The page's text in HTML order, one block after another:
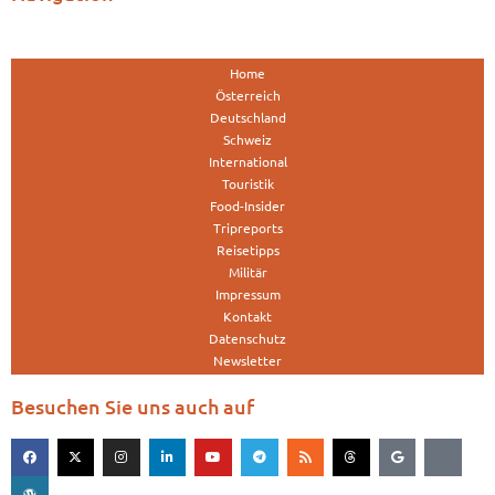
Home
Österreich
Deutschland
Schweiz
International
Touristik
Food-Insider
Tripreports
Reisetipps
Militär
Impressum
Kontakt
Datenschutz
Newsletter
Besuchen Sie uns auch auf